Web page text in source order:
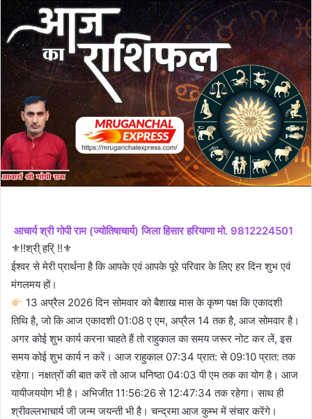
आचार्य श्री गोपी राम (ज्योतिषाचार्य) जिला हिसार हरियाणा मो. 9812224501
⚜!!श्री् हरि् !!⚜
ईश्वर से मेरी प्रार्थना है कि आपके एवं आपके पूरे परिवार के लिए हर दिन शुभ एवं
मंगलमय हों।
13 अप्रैल 2026 दिन सोमवार को बैशाख मास के कृष्ण पक्ष कि एकादशी
तिथि है, जो कि आज एकादशी 01:08 ए एम, अप्रैल 14 तक है, आज सोमवार है।
अगर कोई शुभ कार्य करना चाहते हैं तो राहुकाल का समय जरूर नोट कर लें, इस
समय कोई शुभ कार्य न करें। आज राहुकाल 07:34 प्रात: से 09:10 प्रात: तक
रहेगा। नक्षत्रों की बात करें तो आज धनिष्ठा 04:03 पी एम तक का योग है। आज
यायीजययोग भी है। अभिजीत 11:56:26 से 12:47:34 तक रहेगा। साथ ही
श्रीवल्लभाचार्य जी जन्म जयन्ती भी है। चन्द्रमा आज कुम्भ में संचार करेंगे।